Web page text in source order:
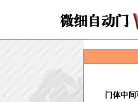
门体中